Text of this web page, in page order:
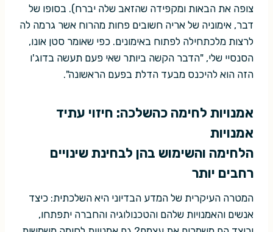
צופה את הבאות ומקפידה שהזאב שלה יברח). בסופו של
דבר, אימוניה של אריה חשובים פחות מהרוח אשר גרמה לה
לרצות מלכתחילה לפתוח באימונים. כפי שאומר סטן אונו,
הסנסיי שלי, "הדבר הקשה ביותר שאי פעם תעשה בדוג'ו
הזה הוא להיכנס מבעד הדלת בפעם הראשונה".
אמנויות לחימה כהשלכה: חיזוי עתיד
אמנויות
הלחימה והשימוש בהן לבחינת שינויים
רחבים יותר
המטרה העיקרית של המדע הבדיוני היא השלכתית: כיצד
אנשים והאמנויות שלהם והטכנולוגיה והחברה יתפתחו,